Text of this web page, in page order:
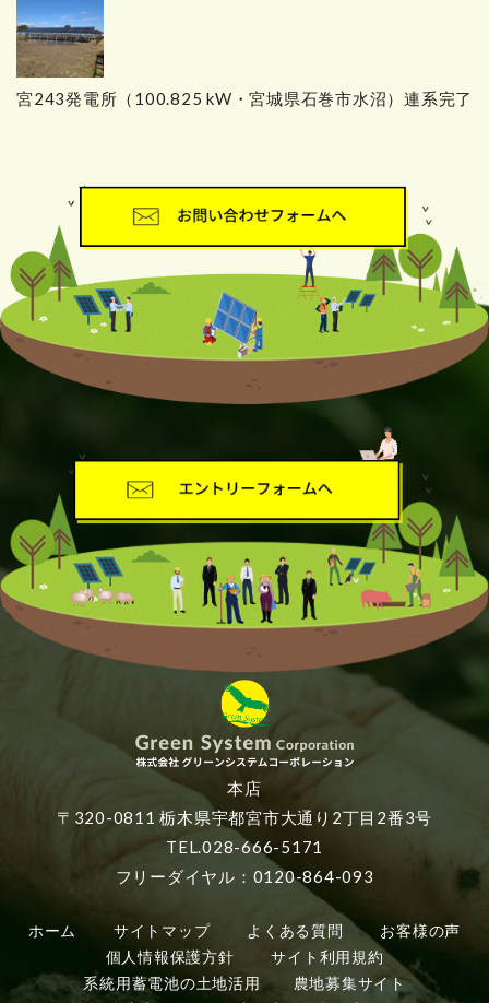
宮243発電所（100.825 kW・宮城県石巻市水沼）連系完了
本店
〒320-0811 栃木県宇都宮市大通り2丁目2番3号
TEL.028-666-5171
フリーダイヤル：0120-864-093
ホーム サイトマップ よくある質問
お客様の声
個人情報保護方針
サイト利用規約
系統用蓄電池の土地活用
農地募集サイト